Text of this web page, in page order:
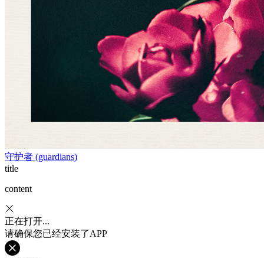
守护者 (guardians)
title
content
正在打开...
请确保您已经安装了APP